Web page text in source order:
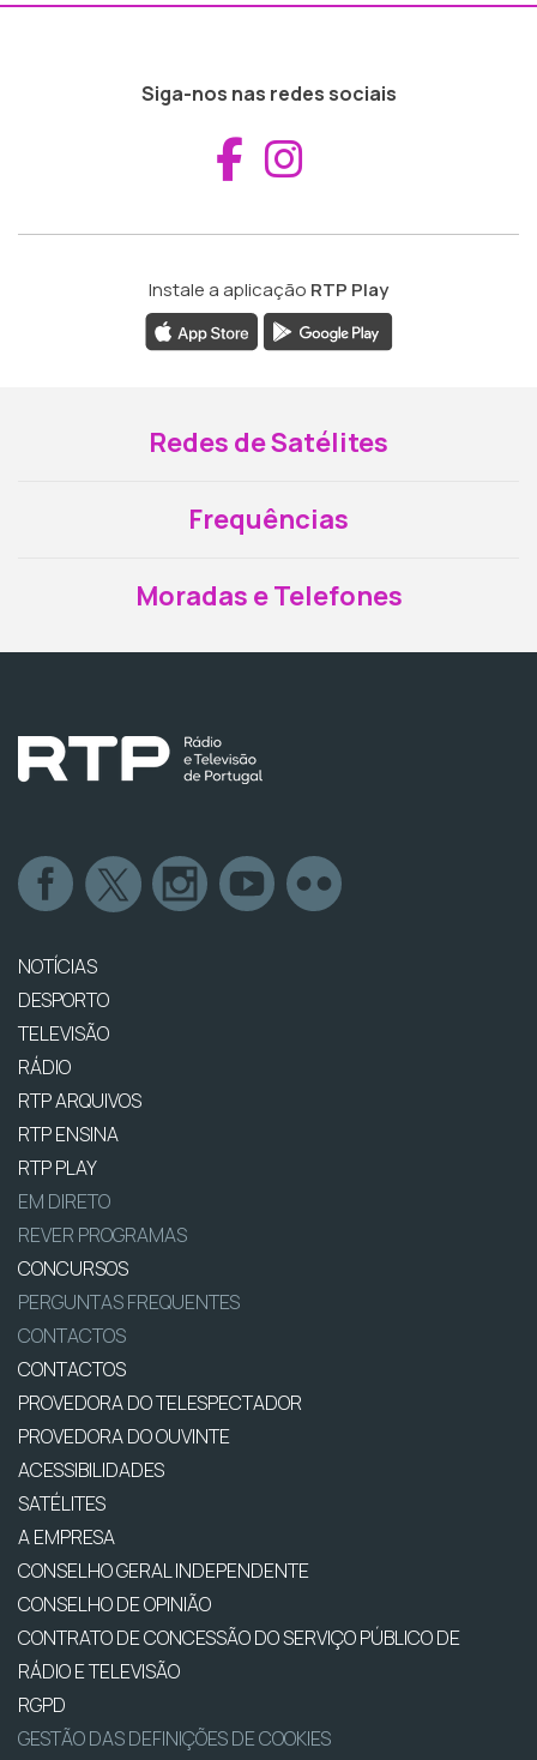
Siga-nos nas redes sociais
Aceder ao
Instale a aplicação RTP Play
Redes de Satélites
Frequências
Moradas e Telefones
NOTÍCIAS
DESPORTO
TELEVISÃO
RÁDIO
RTP ARQUIVOS
RTP ENSINA
RTP PLAY
EM DIRETO
REVER PROGRAMAS
CONCURSOS
PERGUNTAS FREQUENTES
CONTACTOS
CONTACTOS
PROVEDORA DO TELESPECTADOR
PROVEDORA DO OUVINTE
ACESSIBILIDADES
SATÉLITES
A EMPRESA
CONSELHO GERAL INDEPENDENTE
CONSELHO DE OPINIÃO
CONTRATO DE CONCESSÃO DO SERVIÇO PÚBLICO DE
RÁDIO E TELEVISÃO
RGPD
GESTÃO DAS DEFINIÇÕES DE COOKIES